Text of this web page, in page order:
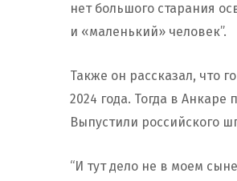
нет большого старания
и «маленький» человек”.
Также он рассказал, что
2024 года. Тогда в
Выпустили российского
“И тут дело не в моем